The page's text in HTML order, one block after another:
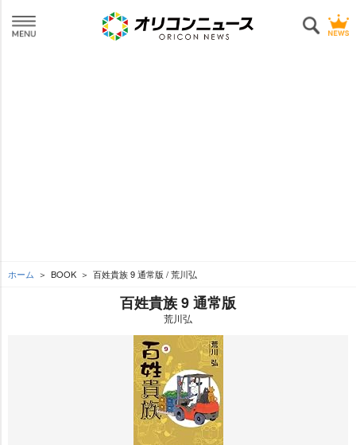
ホーム BOOK 百姓貴族 9 通常版 / 荒川弘
百姓貴族 9 通常版
荒川弘